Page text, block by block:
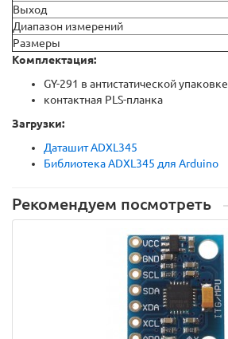
Выход
Диапазон измерений
Размеры
Комплектация:
GY-291 в антистатической упаковке
контактная PLS-планка
Загрузки:
Даташит ADXL345
Библиотека ADXL345 для Arduino
Рекомендуем посмотреть